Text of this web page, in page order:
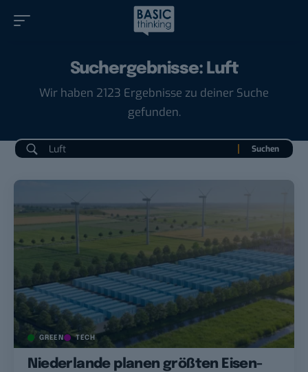
Suchergebnisse: Luft
Wir haben 2123 Ergebnisse zu deiner Suche
gefunden.
GREEN TECH
Niederlande planen größten Eisen-